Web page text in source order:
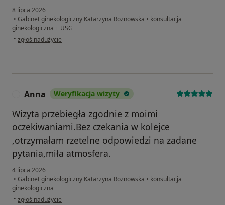
8 lipca 2026
• Gabinet ginekologiczny Katarzyna Rożnowska • konsultacja
ginekologiczna + USG
• w opinii użytkownika Małgorzata Kaczorek
zgłoś nadużycie
Anna Weryfikacja wizyty
Wizyta przebiegła zgodnie z moimi
oczekiwaniami.Bez czekania w kolejce
,otrzymałam rzetelne odpowiedzi na zadane
pytania,miła atmosfera.
4 lipca 2026
• Gabinet ginekologiczny Katarzyna Rożnowska • konsultacja
ginekologiczna
• w opinii użytkownika Anna
zgłoś nadużycie